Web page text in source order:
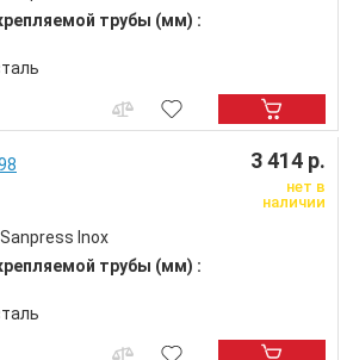
трубы (мм) :
Sanpress Inox
трубы (мм) :
3 414 р.
нет в
наличии